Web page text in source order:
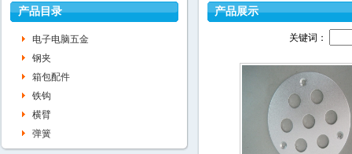
产品目录
电子电脑五金
钢夹
箱包配件
铁钩
横臂
弹簧
产品展示
关键词：